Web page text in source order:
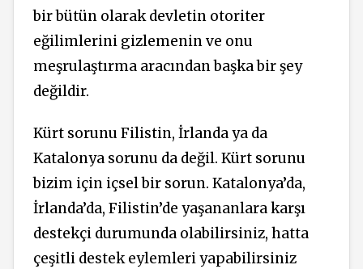
bir bütün olarak devletin otoriter
eğilimlerini gizlemenin ve onu
meşrulaştırma aracından başka bir şey
değildir.
Kürt sorunu Filistin, İrlanda ya da
Katalonya sorunu da değil. Kürt sorunu
bizim için içsel bir sorun. Katalonya’da,
İrlanda’da, Filistin’de yaşananlara karşı
destekçi durumunda olabilirsiniz, hatta
çeşitli destek eylemleri yapabilirsiniz